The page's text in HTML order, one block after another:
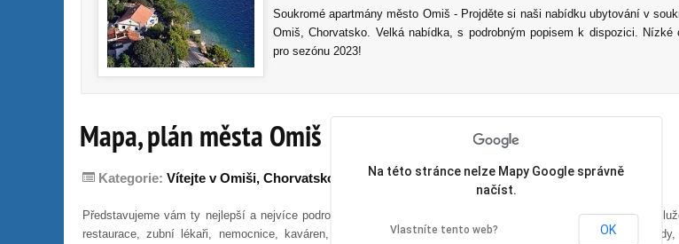
Soukromé apartmány město Omiš - Projděte si naši nabídku ubytování v
Omiš, Chorvatsko. Velká nabídka, s podrobným popisem k dispozici.
pro sezónu 2023!
Mapa, plán města Omiš
Kategorie: Vítejte v Omiši, Chorvatsko!
Představujeme vám ty nejlepší a nejvíce podrobný plán města Omiš. Na této ulic najdete většinu podniků a
restaurace, zubní lékaři, nemocnice, kaváren, rychlých občerstvení, hotely, kempy, parkovací zóny,
Na této stránce nelze Mapy Google správně
načíst.
Vlastníte tento web? OK